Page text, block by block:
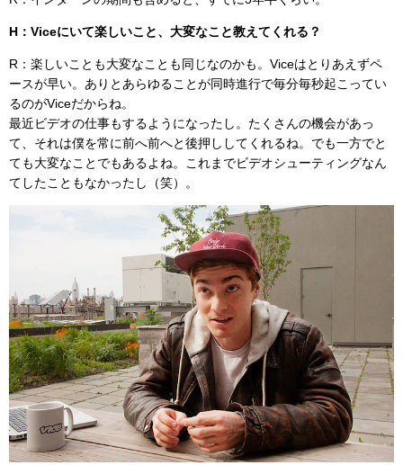
H：Viceにいて楽しいこと、大変なこと教えてくれる？
R：楽しいことも大変なことも同じなのかも。Viceはとりあえずペ
ースが早い。ありとあらゆることが同時進行で毎分毎秒起こってい
るのがViceだからね。
最近ビデオの仕事もするようになったし。たくさんの機会があっ
て、それは僕を常に前へ前へと後押ししてくれるね。でも一方でと
ても大変なことでもあるよね。これまでビデオシューティングなん
てしたこともなかったし（笑）。